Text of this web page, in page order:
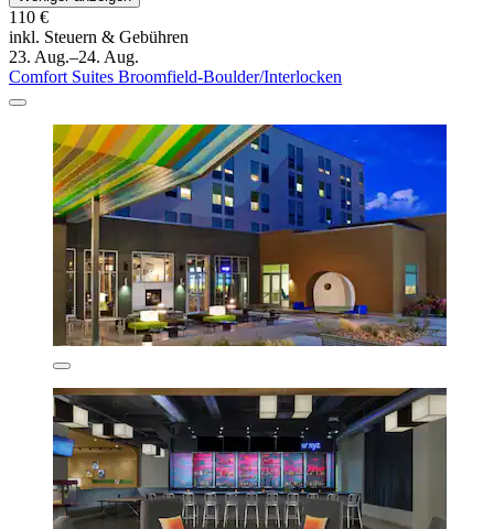
110 €
inkl. Steuern & Gebühren
23. Aug.–24. Aug.
Comfort Suites Broomfield-Boulder/Interlocken